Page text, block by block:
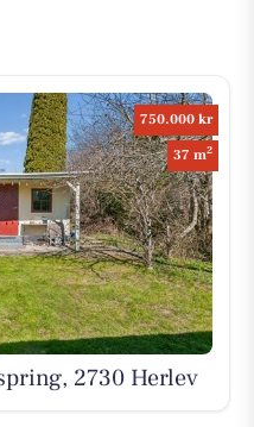
750.000 kr
37 m2
2730 Herlev